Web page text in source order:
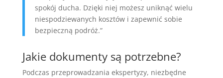
spokój ducha. Dzięki niej możesz uniknąć wielu
niespodziewanych kosztów i zapewnić sobie
bezpieczną podróż.”
Jakie dokumenty są potrzebne?
Podczas przeprowadzania ekspertyzy, niezbędne